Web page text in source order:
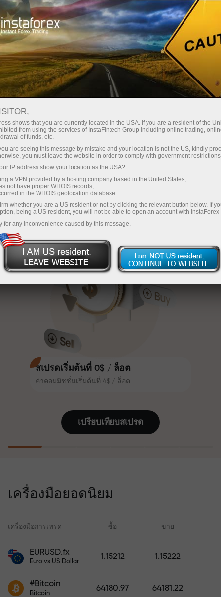
InstaForex
สเปรดเริ่มต้นที่ 0$ / ล็อต
ค่าคอมมิชชั่นเริ่มต้นที่ 4$ / ล็อต
กับ InstaForex คุณจะได้รับเงื่อนไขที่
สูงสุด 1:5000 สเปรดและค่า
คอมมิชชั่นที่ดีที่สุดในตลาด รวมถึง
เงื่อนไขที่เหมาะสมสำหรับการเทรด
หุ้นและดัชนี
InstaForex ทุกคนสามารถรับโบนัส
สูงสุด 30% จากยอดฝาก และใช้
ประโยชน์จากโปรโมชั่นและข้อเสนอ
พิเศษอื่น ๆ
ความเร็วในสนามแข่งและความเร็ว
ในการเทรดมีคุณค่าเดียวกัน Aleš
Loprais นำความมุ่งมั่นและวินัยเข้าสู่
โลกของการเทรด ในฐานะพันธมิตรที่
สร้างแรงบันดาลใจให้ลูกค้าบรรลุเป้า
หมายที่ทะเยอทะยาน
คนสามารถรับ iPhone, MacBook
หรือทริปในฝัน เพียงแค่ฝากเงิน
การขาดทุนและรับประกันกำไรเพิ่ม
ปกป้อง!
ผิด ยิ่งฝากมาก ตัวคูณยิ่งสูง
สเปรดต่ำมาก — กำไรสูง
โบนัส 30%
สำหรับทุกการฝาก
ความเร็ว
ในการเทรดและบนทางหลวง
แจ็กพอตของขวัญส่วนตัวของคุณ
ฝากเงินจำนวน $333 — เลือกของขวัญมูลค่าสูงสุด
$1,500
เทรดแบบไร้ความเสี่ยง — เรารับประกัน
กำไรของคุณ
โบนัสสูงสุด X1000 — ตัวคูณที่ใหญ่ที่สุด
เปรียบเทียบสเปรด
เครื่องมือยอดนิยม
เครื่องมือการเทรด ซื้อ ขาย
EURUSD.fx
Euro vs US Dollar
1.15212 1.15222
#Bitcoin
Bitcoin
64180.97 64181.22
shows that you are currently located in the USA. If you are a resident of the
from using the services of InstaFintech Group including online trading,
of funds, etc.
are seeing this message by mistake and your location is not the US, kindly
you must leave the website in order to comply with government
IP address show your location as the USA?
a VPN provided by a hosting company based in the United States;
not have proper WHOIS records;
in the WHOIS geolocation database.
whether you are a US resident or not by clicking the relevant button below. If
being a US resident, you will not be able to open an account with InstaForex
for any inconvenience caused by this message.